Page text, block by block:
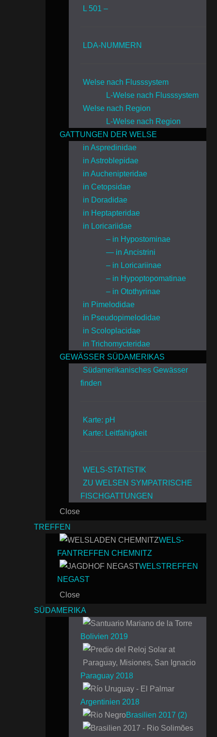
L 501 –
LDA-NUMMERN
Welse nach Flusssystem
L-Welse nach Flusssystem
Welse nach Region
L-Welse nach Region
GATTUNGEN DER WELSE
in Aspredinidae
in Astroblepidae
in Auchenipteridae
in Cetopsidae
in Doradidae
in Heptapteridae
in Loricariidae
– in Hypostominae
— in Ancistrini
– in Loricariinae
– in Hypoptopomatinae
– in Otothyrinae
in Pimelodidae
in Pseudopimelodidae
in Scoloplacidae
in Trichomycteridae
GEWÄSSER SÜDAMERIKAS
Südamerikanisches Gewässer
finden
Karte: pH
Karte: Leitfähigkeit
WELS-STATISTIK
ZU WELSEN SYMPATRISCHE
FISCHGATTUNGEN
Close
TREFFEN
WELS-
FANTREFFEN CHEMNITZ
WELSTREFFEN
NEGAST
Close
SÜDAMERIKA
Bolivien 2019
Paraguay 2018
Argentinien 2018
Brasilien 2017 (2)